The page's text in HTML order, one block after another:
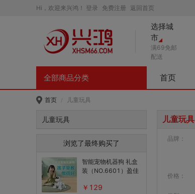
Hi，欢迎来兴鸿！ 登录 免费注册 返回首页
选择城
市
满69免邮
配送
全部商品分类 首页
首页 / 儿童玩具
儿童玩具
浏览了最终购买了
智能宠物机器狗 礼盒
装（NO.6601）盈佳
￥129
儿童玩具
品牌：
价格：